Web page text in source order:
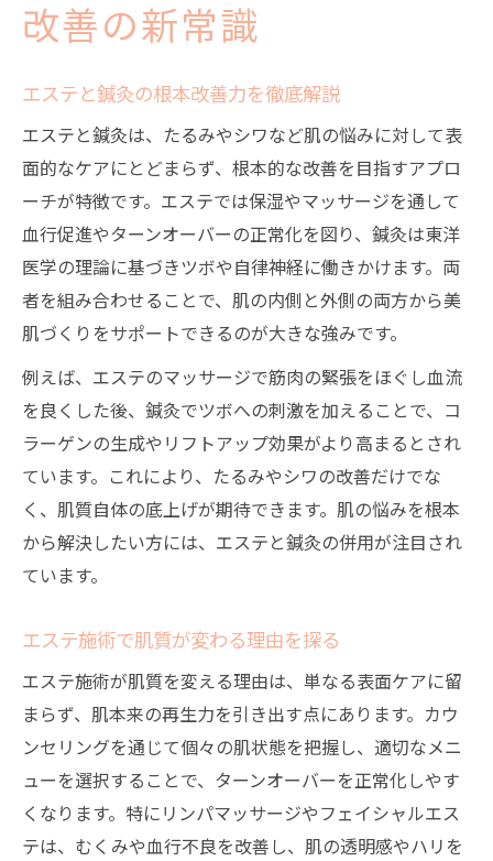
エステで感じるたるみ改善の実感ポイント
美容鍼とエステの効果的な組み合わせ方
エステ施術後のリフトアップ体験談まとめ
たるみ・シワに強いエステ活用の秘訣とは
内側から若返るための鍼灸×エステ活用法
エステで得られる内側からの若返り効果
鍼灸とエステの相互作用が与える変化
エステ活用で自律神経と肌質を整える方法
エステと鍼灸の持続力を高めるポイント
美容鍼とエステの違いと選び方を徹底解説
エステと美容鍼の違いをわかりやすく解説
美容鍼が向く悩みとエステの得意分野
エステ選びで迷った際の判断基準
エステと美容鍼の順番が美肌に与える影響
エステ後に美容鍼は可能か実際の体験談
美容鍼とエステの順番で効果は変わる？
エステ施術のスケジュール調整のコツ
肌負担を減らすエステと鍼灸の順番選び
改善の新常識
エステと鍼灸の根本改善力を徹底解説
エステと鍼灸は、たるみやシワなど肌の悩みに対して表
面的なケアにとどまらず、根本的な改善を目指すアプロ
ーチが特徴です。エステでは保湿やマッサージを通して
血行促進やターンオーバーの正常化を図り、鍼灸は東洋
医学の理論に基づきツボや自律神経に働きかけます。両
者を組み合わせることで、肌の内側と外側の両方から美
肌づくりをサポートできるのが大きな強みです。
例えば、エステのマッサージで筋肉の緊張をほぐし血流
を良くした後、鍼灸でツボへの刺激を加えることで、コ
ラーゲンの生成やリフトアップ効果がより高まるとされ
ています。これにより、たるみやシワの改善だけでな
く、肌質自体の底上げが期待できます。肌の悩みを根本
から解決したい方には、エステと鍼灸の併用が注目され
ています。
エステ施術で肌質が変わる理由を探る
エステ施術が肌質を変える理由は、単なる表面ケアに留
まらず、肌本来の再生力を引き出す点にあります。カウ
ンセリングを通じて個々の肌状態を把握し、適切なメニ
ューを選択することで、ターンオーバーを正常化しやす
くなります。特にリンパマッサージやフェイシャルエス
テは、むくみや血行不良を改善し、肌の透明感やハリを